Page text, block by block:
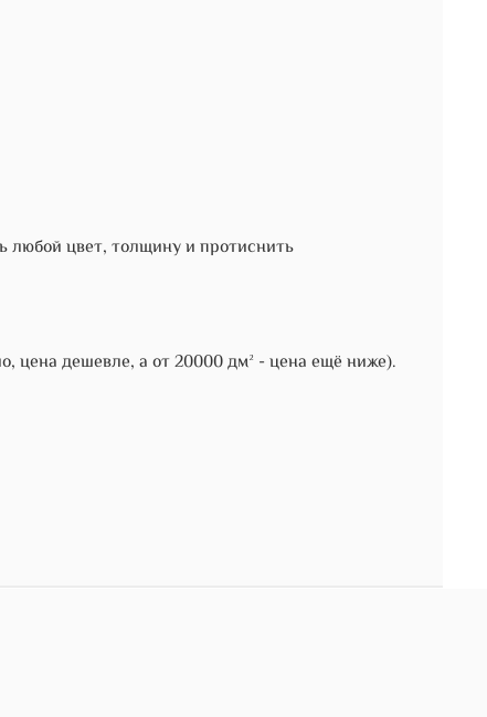
любой цвет, толщину и протиснить
цена дешевле, а от 20000 дм² - цена ещё ниже).